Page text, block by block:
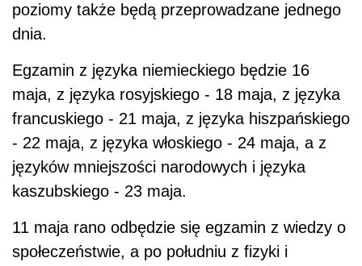
poziomy także będą przeprowadzane jednego
dnia.
Egzamin z języka niemieckiego będzie 16
maja, z języka rosyjskiego - 18 maja, z języka
francuskiego - 21 maja, z języka hiszpańskiego
- 22 maja, z języka włoskiego - 24 maja, a z
języków mniejszości narodowych i języka
kaszubskiego - 23 maja.
11 maja rano odbędzie się egzamin z wiedzy o
społeczeństwie, a po południu z fizyki i